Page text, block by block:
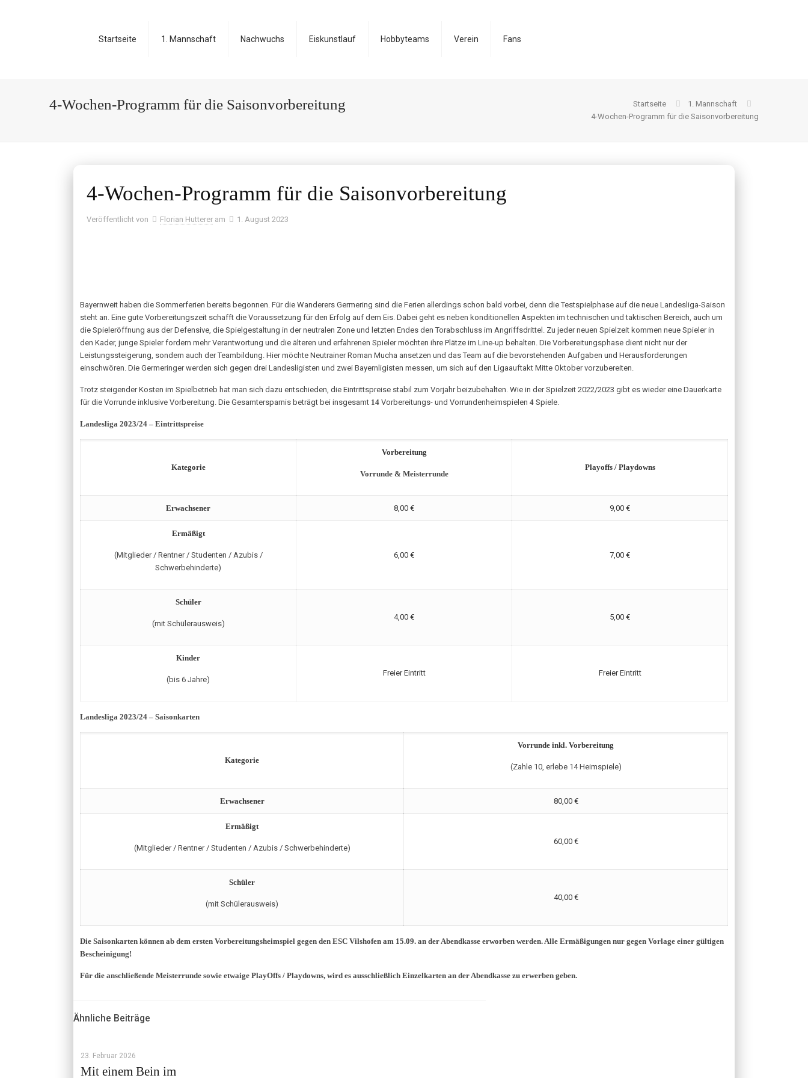
Startseite 1. Mannschaft Nachwuchs Eiskunstlauf Hobbyteams Verein Fans
4-Wochen-Programm für die Saisonvorbereitung Startseite
1. Mannschaft
4-Wochen-Programm für die Saisonvorbereitung
4-Wochen-Programm für die Saisonvorbereitung
Veröffentlicht von Florian Hutterer am 1. August 2023
Bayernweit haben die Sommerferien bereits begonnen. Für die Wanderers Germering sind die Ferien allerdings schon bald vorbei, denn die Testspielphase auf die neue Landesliga-Saison
steht an. Eine gute Vorbereitungszeit schafft die Voraussetzung für den Erfolg auf dem Eis. Dabei geht es neben konditionellen Aspekten im technischen und taktischen Bereich, auch um
die Spieleröffnung aus der Defensive, die Spielgestaltung in der neutralen Zone und letzten Endes den Torabschluss im Angriffsdrittel. Zu jeder neuen Spielzeit kommen neue Spieler in
den Kader, junge Spieler fordern mehr Verantwortung und die älteren und erfahrenen Spieler möchten ihre Plätze im Line-up behalten. Die Vorbereitungsphase dient nicht nur der
Leistungssteigerung, sondern auch der Teambildung. Hier möchte Neutrainer Roman Mucha ansetzen und das Team auf die bevorstehenden Aufgaben und Herausforderungen
einschwören. Die Germeringer werden sich gegen drei Landesligisten und zwei Bayernligisten messen, um sich auf den Ligaauftakt Mitte Oktober vorzubereiten.
Trotz steigender Kosten im Spielbetrieb hat man sich dazu entschieden, die Eintrittspreise stabil zum Vorjahr beizubehalten. Wie in der Spielzeit 2022/2023 gibt es wieder eine Dauerkarte
für die Vorrunde inklusive Vorbereitung. Die Gesamtersparnis beträgt bei insgesamt 14 Vorbereitungs- und Vorrundenheimspielen 4 Spiele.
Landesliga 2023/24 – Eintrittspreise
Kategorie
Vorbereitung
Vorrunde & Meisterrunde
Playoffs / Playdowns
Erwachsener 8,00 € 9,00 €
Ermäßigt
(Mitglieder / Rentner / Studenten / Azubis /
Schwerbehinderte)
6,00 € 7,00 €
Schüler
(mit Schülerausweis)
4,00 € 5,00 €
Kinder
(bis 6 Jahre)
Freier Eintritt Freier Eintritt
Landesliga 2023/24 – Saisonkarten
Kategorie
Vorrunde inkl. Vorbereitung
(Zahle 10, erlebe 14 Heimspiele)
Erwachsener 80,00 €
Ermäßigt
(Mitglieder / Rentner / Studenten / Azubis / Schwerbehinderte)
60,00 €
Schüler
(mit Schülerausweis)
40,00 €
Die Saisonkarten können ab dem ersten Vorbereitungsheimspiel gegen den ESC Vilshofen am 15.09. an der Abendkasse erworben werden. Alle Ermäßigungen nur gegen Vorlage einer gültigen
Bescheinigung!
Für die anschließende Meisterrunde sowie etwaige PlayOffs / Playdowns, wird es ausschließlich Einzelkarten an der Abendkasse zu erwerben geben.
Ähnliche Beiträge
23. Februar 2026
Mit einem Bein im